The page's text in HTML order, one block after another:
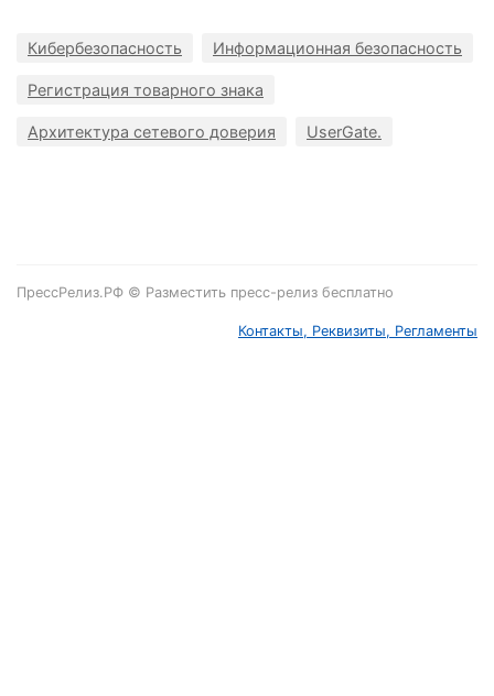
Кибербезопасность Информационная безопасность
Регистрация товарного знака
Архитектура сетевого доверия UserGate.
ПрессРелиз.РФ © Разместить пресс-релиз бесплатно
Контакты, Реквизиты, Регламенты